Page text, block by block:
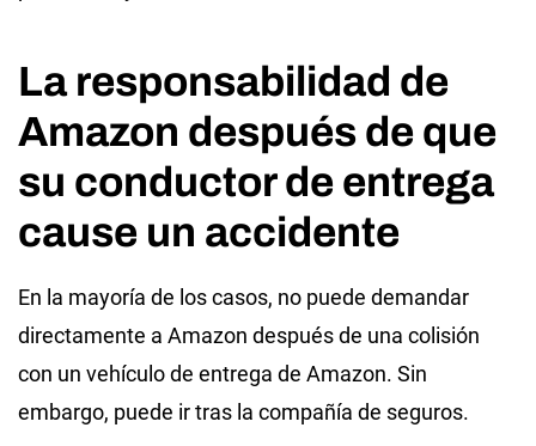
La responsabilidad de
Amazon después de que
su conductor de entrega
cause un accidente
En la mayoría de los casos, no puede demandar
directamente a Amazon después de una colisión
con un vehículo de entrega de Amazon. Sin
embargo, puede ir tras la compañía de seguros.